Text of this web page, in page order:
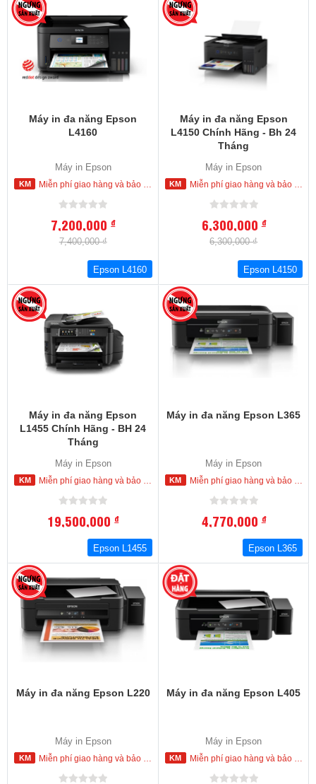
Máy in đa năng Epson
L4160
Máy in Epson
Miễn phí giao hàng và bảo hành tận nơi trong nội thành Hồ Chí Minh
7,200,000đ
7,400,000 ₫
Epson L4160
Máy in đa năng Epson
L4150 Chính Hãng - Bh 24
Tháng
Máy in Epson
Miễn phí giao hàng và bảo hành tận nơi trong nội thành Hồ Chí Minh
6,300,000đ
6,300,000 ₫
Epson L4150
Máy in đa năng Epson
L1455 Chính Hãng - BH 24
Tháng
Máy in Epson
Miễn phí giao hàng và bảo hành tận nơi trong nội thành Hồ Chí Minh
19,500,000đ
Epson L1455
Máy in đa năng Epson L365
Máy in Epson
Miễn phí giao hàng và bảo hành tận nơi trong nội thành Hồ Chí Minh
4,770,000đ
Epson L365
Máy in đa năng Epson L220
Máy in Epson
Miễn phí giao hàng và bảo hành tận nơi trong nội thành Hồ Chí Minh
Máy in đa năng Epson L405
Máy in Epson
Miễn phí giao hàng và bảo hành tận nơi trong nội thành Hồ Chí Minh